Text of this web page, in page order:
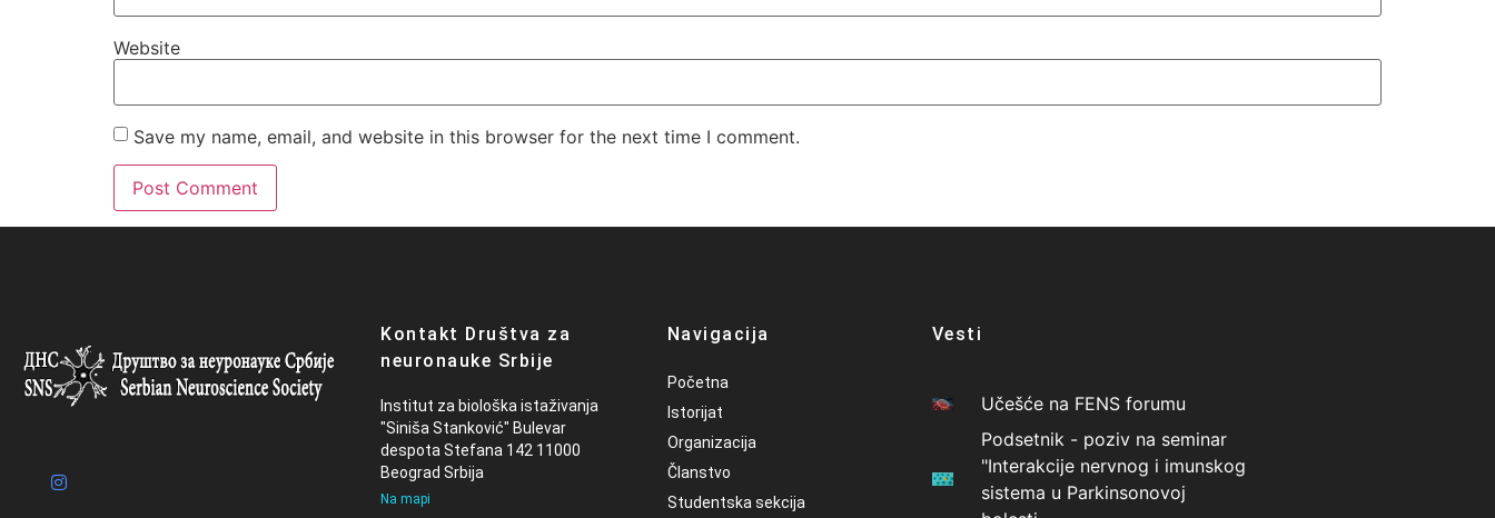
Website
Save my name, email, and website in this browser for the next time I comment.
Kontakt Društva za
neuronauke Srbije
Institut za biološka istaživanja
"Siniša Stanković" Bulevar
despota Stefana 142 11000
Beograd Srbija
Na mapi
Navigacija
Početna
Istorijat
Organizacija
Članstvo
Studentska sekcija
Vesti
Učešće na FENS forumu
Podsetnik - poziv na seminar
"Interakcije nervnog i imunskog
sistema u Parkinsonovoj